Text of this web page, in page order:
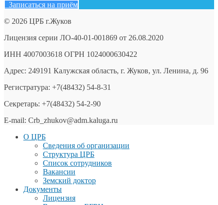
Записаться на приём
© 2026 ЦРБ г.Жуков
Лицензия серии ЛО-40-01-001869 от 26.08.2020
ИНН 4007003618 ОГРН 1024000630422
Адрес: 249191 Калужская область, г. Жуков, ул. Ленина, д. 96
Регистратура: +7(48432) 54-8-31
Секретарь: +7(48432) 54-2-90
E-mail: Crb_zhukov@adm.kaluga.ru
О ЦРБ
Сведения об организации
Структура ЦРБ
Список сотрудников
Вакансии
Земский доктор
Документы
Лицензия